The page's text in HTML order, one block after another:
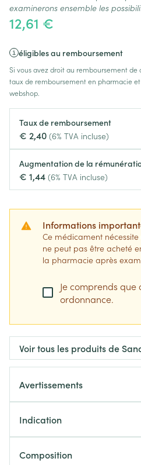
12,61 €
éligibles au remboursement
Si vous avez droit au remboursement
taux de remboursement en pharmacie
webshop.
Taux de remboursement
€ 2,40 (6% TVA incluse)
Augmentation de la
€ 1,44 (6% TVA incluse)
Informations
Ce médicament
ne peut pas être acheté
la pharmacie après
Je comprends
ordonnance.
examinerons ensemble les
Voir tous les produits de
Avertissements
Indication
Composition